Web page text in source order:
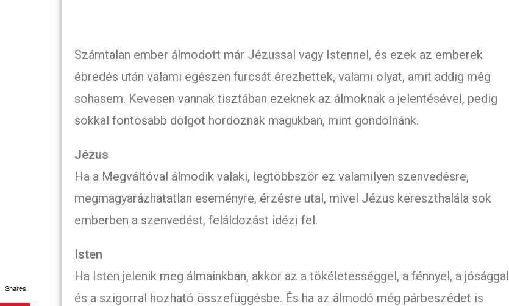
Számtalan ember álmodott már Jézussal vagy Istennel, és ezek az emberek
ébredés után valami egészen furcsát érezhettek, valami olyat, amit addig még
sohasem. Kevesen vannak tisztában ezeknek az álmoknak a jelentésével, pedig
sokkal fontosabb dolgot hordoznak magukban, mint gondolnánk.
Jézus
Ha a Megváltóval álmodik valaki, legtöbbször ez valamilyen szenvedésre,
megmagyarázhatatlan eseményre, érzésre utal, mivel Jézus kereszthalála sok
emberben a szenvedést, feláldozást idézi fel.
Isten
Ha Isten jelenik meg álmainkban, akkor az a tökéletességgel, a fénnyel, a jósággal
és a szigorral hozható összefüggésbe. És ha az álmodó még párbeszédet is
Shares